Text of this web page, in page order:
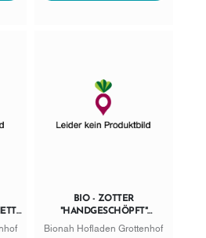
BIO - ZOTTER
"HANDGESCHÖPFT"
HIBISKUS + MINZE
Bionah Hofladen Grottenhof